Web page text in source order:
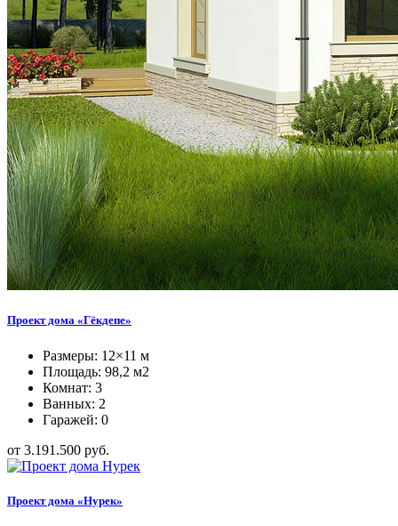
Проект дома «Гёкдепе»
Размеры: 12×11 м
Площадь: 98,2 м2
Комнат: 3
Ванных: 2
Гаражей: 0
от 3.191.500 руб.
Проект дома «Нурек»